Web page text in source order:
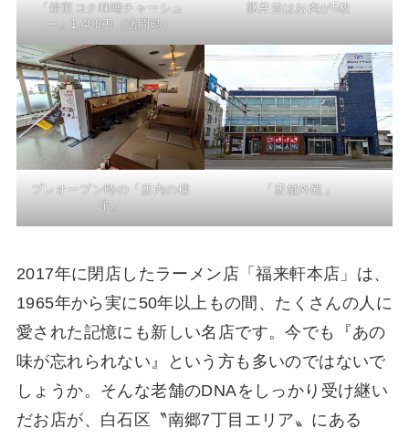
「焙煎コク味噌チャーシュ
ー」1,400円（訪問時）
豚丼並はお肉が5枚
プレオープン時の「店内の様
子」
「店舗外観」
2017年に閉店したラーメン店「福来軒本店」は、
1965年から実に50年以上もの間、たくさんの人に
愛された記憶にも新しい名店です。今でも『あの
味が忘れられない』という方も多いのではないで
しょうか。そんな老舗のDNAをしっかり受け継い
だお店が、白石区〝南郷7丁目エリア〟にある